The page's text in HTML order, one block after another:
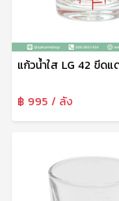
฿ 995 / ลัง